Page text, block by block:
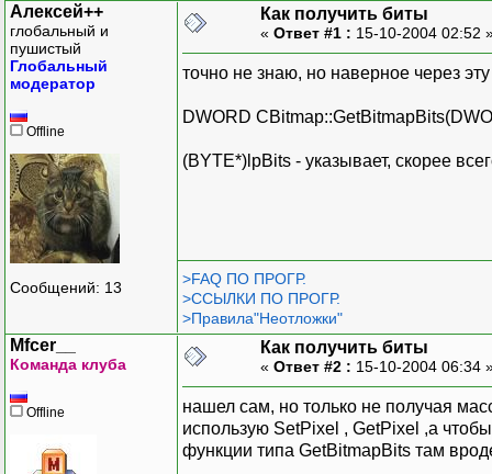
Алексей++
глобальный и
пушистый
Глобальный
модератор
Offline
Сообщений: 13
Как получить биты
« Ответ #1 : 15-10-2004 02:52
точно не знаю, но наверное через
DWORD
(BYTE*)lpBits - указывает, скорее
>FAQ ПО ПРОГР.
>ССЫЛКИ ПО ПРОГР.
>Правила"Неотложки"
Mfcer__
Команда клуба
Offline
Как получить биты
« Ответ #2 : 15-10-2004 06:34
нашел сам, но только не получая
использую SetPixel , GetPixel ,а
функции типа GetBitmapBits там